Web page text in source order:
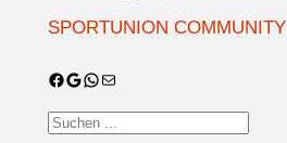
SPORTUNION COMMUNITY
Facebook Google WhatsApp E-Mail
S